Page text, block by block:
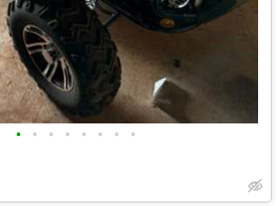
• • • • • • • •